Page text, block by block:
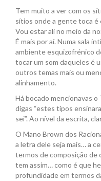
Tem muito a ver com os
sítios onde a gente toca é
Vou estar ali no meio da
É mais por aí. Numa sala
ambiente esquizofrénico
tocar um som daqueles é
outros temas mais ou
alinhamento.
Há bocado mencionavas
digas “estes tipos
sei”. Ao nível da escrita,
O Mano Brown dos
a letra dele seja mais… a
termos de composição de
tem assim… como é que
profundidade em termos